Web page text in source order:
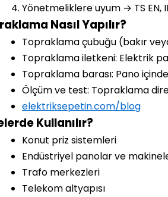
Yönetmeliklere uyum → TS EN,
Nasıl Yapılır?
Topraklama çubuğu (bakır
Topraklama iletkeni: Elektrik
Topraklama barası: Pano
Ölçüm ve test: Topraklama
elektriksepetin.com/blog
Kullanılır?
Konut priz sistemleri
Endüstriyel panolar ve
Trafo merkezleri
Telekom altyapısı